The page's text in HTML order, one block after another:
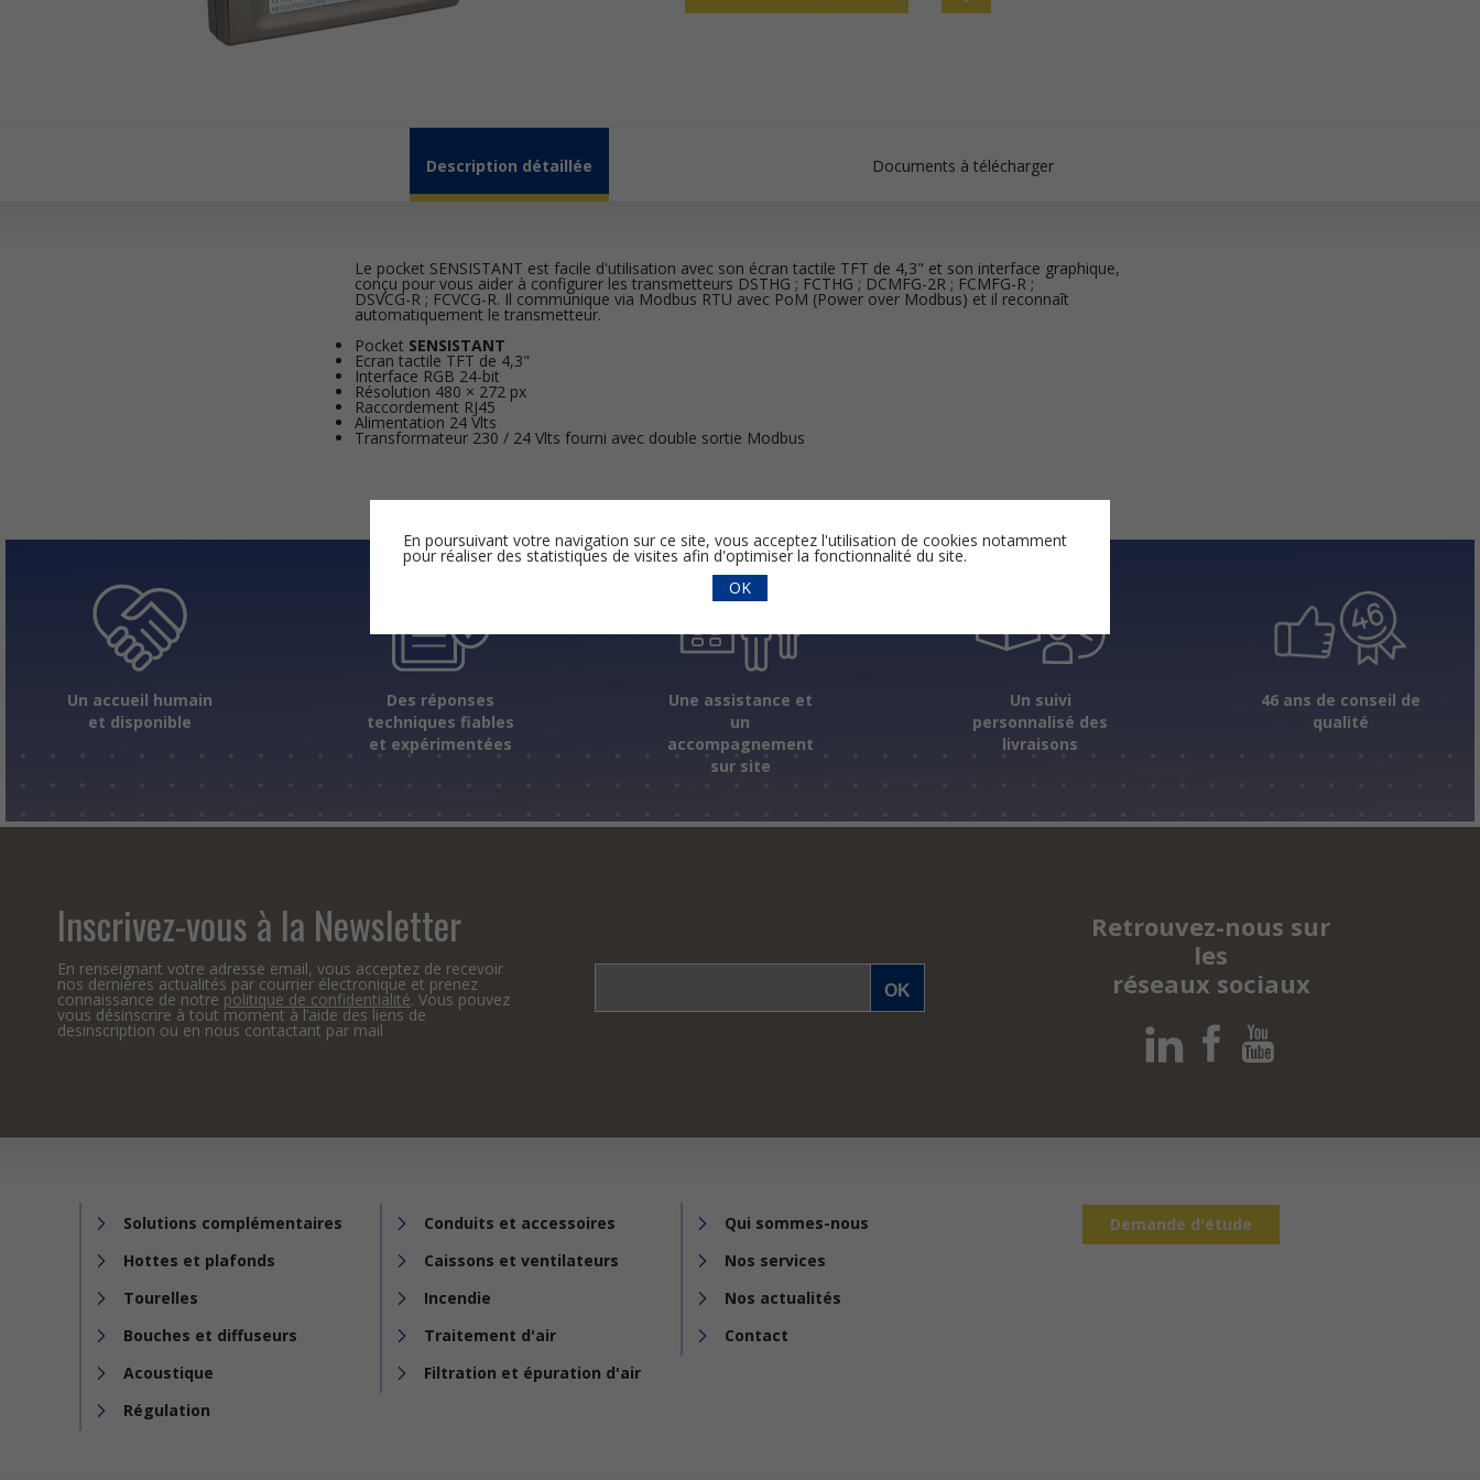
Description détaillée Documents à télécharger
Le pocket SENSISTANT est facile d'utilisation avec son écran tactile TFT de 4,3" et son interface graphique,
conçu pour vous aider à configurer les transmetteurs DSTHG ; FCTHG ; DCMFG-2R ; FCMFG-R ;
DSVCG-R ; FCVCG-R. Il communique via Modbus RTU avec PoM (Power over Modbus) et il reconnaît
automatiquement le transmetteur.
Pocket SENSISTANT
Ecran tactile TFT de 4,3"
Interface RGB 24-bit
Résolution 480 × 272 px
Raccordement RJ45
Alimentation 24 Vlts
Transformateur 230 / 24 Vlts fourni avec double sortie Modbus
Un accueil humain
et disponible
Des réponses
techniques fiables
et expérimentées
Une assistance et
un
accompagnement
sur site
Un suivi
personnalisé des
livraisons
46 ans de conseil de
qualité
Inscrivez-vous à la Newsletter
En renseignant votre adresse email, vous acceptez de recevoir
nos dernières actualités par courrier électronique et prenez
connaissance de notre politique de confidentialité. Vous pouvez
vous désinscrire à tout moment à l’aide des liens de
desinscription ou en nous contactant par mail
Retrouvez-nous sur
les
réseaux sociaux
Solutions complémentaires
Conduits et accessoires
Hottes et plafonds
Caissons et ventilateurs
Tourelles
Incendie
Bouches et diffuseurs
Traitement d'air
Acoustique
Filtration et épuration d'air
Régulation
Qui sommes-nous
Nos services
Nos actualités
Contact
Demande d'étude
En poursuivant votre navigation sur ce site, vous acceptez l'utilisation de cookies notamment
pour réaliser des statistiques de visites afin d'optimiser la fonctionnalité du site.
OK